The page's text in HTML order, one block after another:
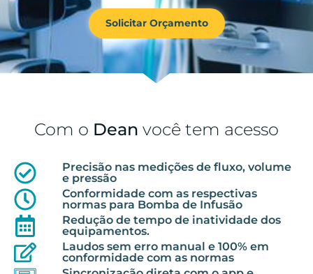
Solicitar Orçamento
Com o Dean você tem acesso
Precisão nas medições de fluxo, volume
e pressão
Conformidade com as respectivas
normas para Bomba de Infusão
Redução de tempo de inatividade dos
equipamentos.
Laudos sem erro manual e 100% em
conformidade com as normas